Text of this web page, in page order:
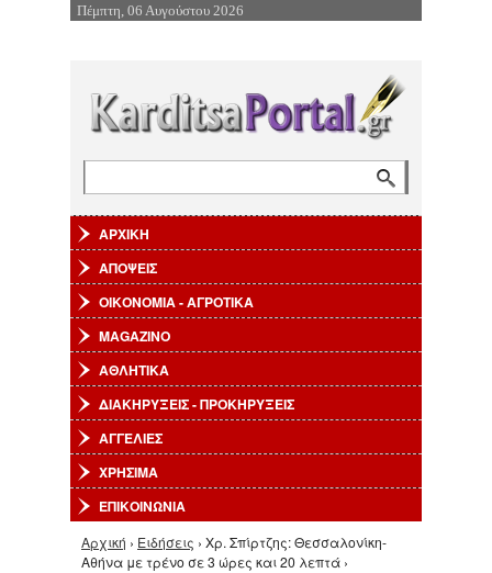
Επιστροφή στην Πλοήγηση
Πέμπτη, 06 Αυγούστου 2026
ΑΡΧΙΚΗ
ΑΠΟΨΕΙΣ
ΟΙΚΟΝΟΜΙΑ - ΑΓΡΟΤΙΚΑ
MAGAZINO
ΑΘΛΗΤΙΚΑ
ΔΙΑΚΗΡΥΞΕΙΣ - ΠΡΟΚΗΡΥΞΕΙΣ
ΑΓΓΕΛΙΕΣ
ΧΡΗΣΙΜΑ
ΕΠΙΚΟΙΝΩΝΙΑ
Είστε εδώ
Αρχική › Ειδήσεις › Χρ. Σπίρτζης: Θεσσαλονίκη-
Αθήνα με τρένο σε 3 ώρες και 20 λεπτά ›